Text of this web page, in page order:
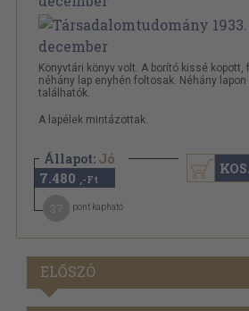
Könyvtári könyv volt. A borító kissé kopott,
néhány lap enyhén foltosak. Néhány
találhatók.
A lapélek mintázottak.
Állapot: Jó
7.480 ,-Ft
pont kapható
ELŐSZÓ